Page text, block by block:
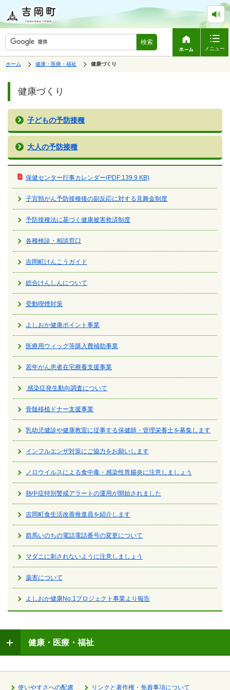
検索
メニュー
表
は、
ホーム
の
中
健康・医療・福祉
の
健康づくり
す。
ジ
の
で
す。
健康づくり
子どもの予防接種
大人の予防接種
保健センター行事カレンダー(PDF:139.9 KB)
子宮頸がん予防接種後の副反応に対する見舞金制度
予防接種法に基づく健康被害救済制度
各種検診・相談窓口
吉岡町けんこうガイド
総合けんしんについて
受動喫煙対策
よしおか健康ポイント事業
医療用ウィッグ等購入費補助事業
若年がん患者在宅療養支援事業
感染症発生動向調査について
骨髄移植ドナー支援事業
乳幼児健診や健康教室に従事する保健師・管理栄養士を募集します
インフルエンザ対策にご協力をお願いします
ノロウイルスによる食中毒・感染性胃腸炎に注意しましょう
熱中症特別警戒アラートの運用が開始されました
吉岡町食生活改善推進員を紹介します
群馬いのちの電話電話番号の変更について
マダニに刺されないように注意しましょう
薬害について
よしおか健康No.1プロジェクト事業より報告
健康・医療・福祉
使いやすさへの配慮 リンクと著作権・免責事項について